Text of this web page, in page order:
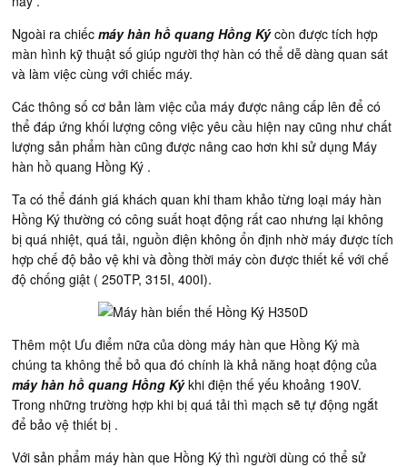
Ngoài ra chiếcmáy hàn hồ quang Hồng Kýcòn được tích hợp
màn hình kỹ thuật số giúp người thợ hàn có thể dễ dàng quan sát
và làm việc cùng với chiếc máy.
Các thông số cơ bản làm việc của máy được nâng cấp lên để có
thể đáp ứng khối lượng công việc yêu cầu hiện nay cũng như chất
lượng sản phẩm hàn cũng được nâng cao hơn khi sử dụng Máy
hàn hồ quang Hồng Ký .
Ta có thể đánh giá khách quan khi tham khảo từng loại máy hàn
Hồng Ký thường có công suất hoạt động rất cao nhưng lại không
bị quá nhiệt, quá tải, nguồn điện không ổn định nhờ máy được tích
hợp chế độ bảo vệ khi và đồng thời máy còn được thiết kế với chế
độ chống giật ( 250TP, 315I, 400I).
Thêm một Ưu điểm nữa của dòng máy hàn que Hồng Ký mà
chúng ta không thể bỏ qua đó chính là khả năng hoạt động của
máy hàn hồ quang Hồng Kýkhi điện thế yếu khoảng 190V.
Trong những trường hợp khi bị quá tải thì mạch sẽ tự động ngắt
để bảo vệ thiết bị .
Với sản phẩm máy hàn que Hồng Ký thì người dùng có thể sử